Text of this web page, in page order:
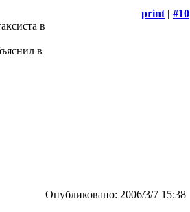
print | #10
в
в
Опубликовано: 2006/3/7 15:38